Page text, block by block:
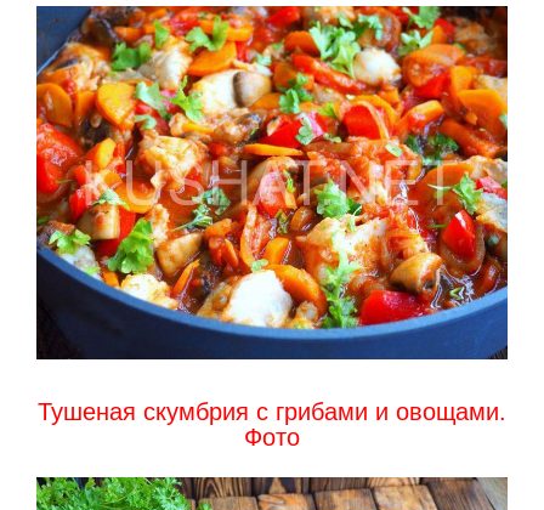
Тушеная скумбрия с грибами и овощами.
Фото